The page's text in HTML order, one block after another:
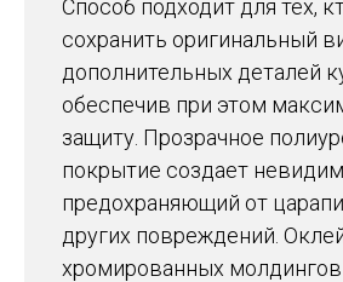
Способ подходит для тех,
сохранить оригинальный
дополнительных деталей
обеспечив при этом
защиту. Прозрачное
покрытие создает
предохраняющий от
других повреждений.
хромированных